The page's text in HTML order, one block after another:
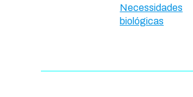
Necessidades
biológicas